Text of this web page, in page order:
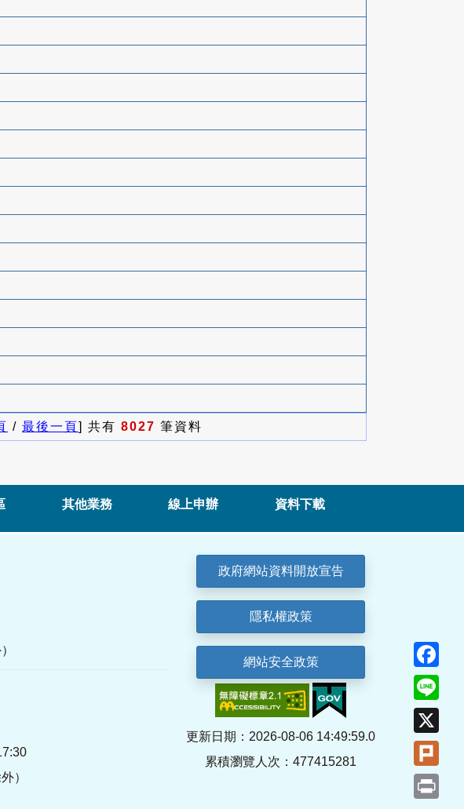
/ 最後一頁] 共有 8027 筆資料
其他業務 線上申辦 資料下載
）
政府網站資料開放宣告
隱私權政策
網站安全政策
更新日期：2026-08-06 14:49:59.0
累積瀏覽人次：477415281